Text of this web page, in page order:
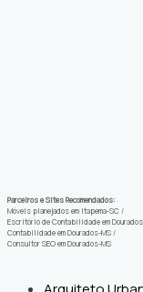
Parceiros e Sites Recomendados:
Móveis planejados em Itapema-SC /
Escritório de Contabilidade em
Contabilidade em Dourados-MS /
Consultor SEO em Dourados-MS